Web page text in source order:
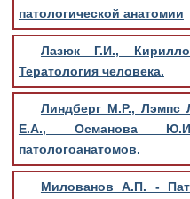
патологической анатомии
Лазюк Г.И.,
Тератология человека.
Линдберг М.Р., Лэмпс
Е.А., Османова
патологоанатомов.
Милованов А.П. -